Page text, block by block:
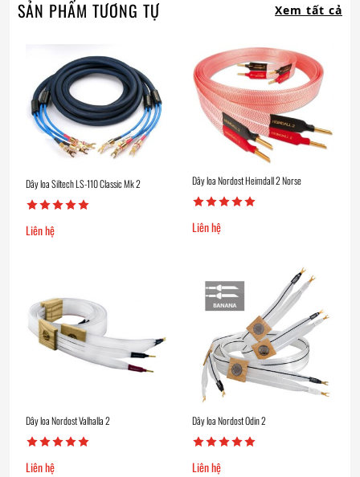
SẢN PHẨM TƯƠNG TỰ Xem tất cả
Dây loa Siltech LS-110 Classic Mk 2
Liên hệ
Dây loa Nordost Heimdall 2 Norse
Liên hệ
Dây loa Nordost Valhalla 2
Liên hệ
Dây loa Nordost Odin 2
Liên hệ